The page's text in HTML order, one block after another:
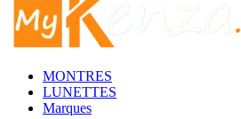
MONTRES
LUNETTES
Marques